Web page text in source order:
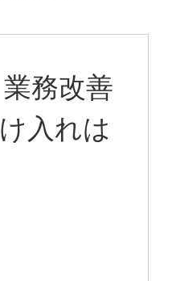
務改善
入れは